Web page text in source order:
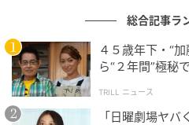
ウーマンエキサイト
総合記事ラ
４５歳年下・“
ら“２年間”極秘
TRILL ニュース
「日曜劇場ヤ